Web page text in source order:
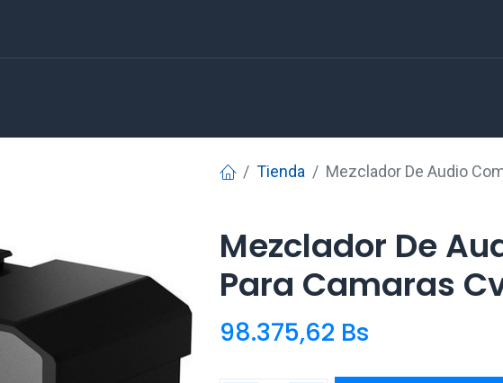
Tienda Mezclador De Audio
Mezclador De
Para Camaras
98.375,62 Bs